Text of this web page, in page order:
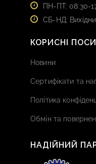
ПН-ПТ: 08:30-
СБ-НД:
КОРИСНІ
Новини
Сертифікати та
Політика
Обмін та
НАДІЙНИЙ